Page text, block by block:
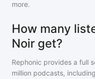
more.
How many
Noir get?
Rephonic provides a full
million podcasts,